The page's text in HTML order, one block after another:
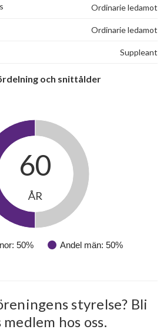
Ordinarie ledamot
Ordinarie ledamot
Suppleant
och snittålder
50% Andel män: 50%
60
ÅR
styrelse? Bli
hos oss.